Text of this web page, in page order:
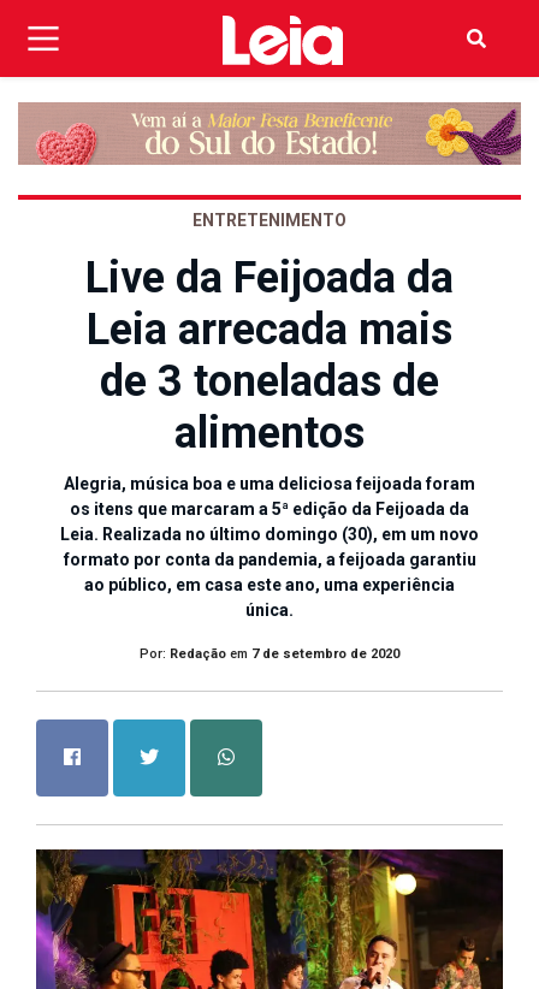
ENTRETENIMENTO
Live da Feijoada da
Leia arrecada mais
de 3 toneladas de
alimentos
Alegria, música boa e uma deliciosa feijoada foram
os itens que marcaram a 5ª edição da Feijoada da
Leia. Realizada no último domingo (30), em um novo
formato por conta da pandemia, a feijoada garantiu
ao público, em casa este ano, uma experiência
única.
Por: Redação em 7 de setembro de 2020